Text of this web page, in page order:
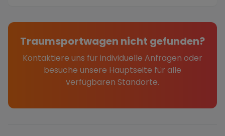
Traumsportwagen nicht gefunden?
Kontaktiere uns für individuelle Anfragen oder
besuche unsere Hauptseite für alle
verfügbaren Standorte.